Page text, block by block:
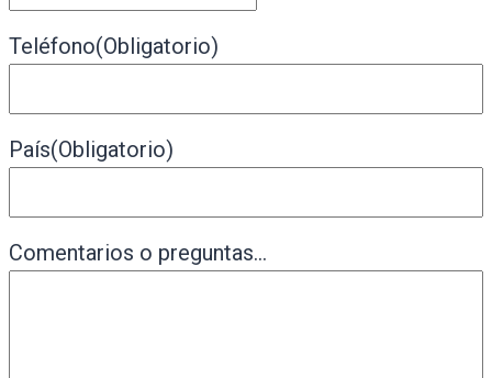
Teléfono(Obligatorio)
País(Obligatorio)
Comentarios o preguntas…